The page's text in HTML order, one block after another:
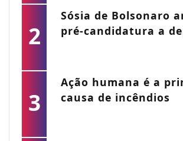
2
Sósia de Bolsonaro
pré-candidatura a
3
Ação humana é a
causa de incêndios